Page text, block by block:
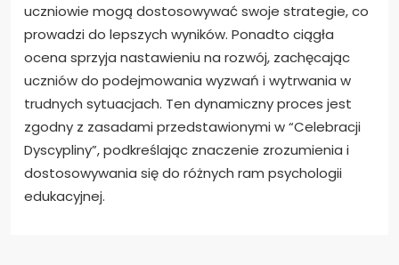
uczniowie mogą dostosowywać swoje strategie, co
prowadzi do lepszych wyników. Ponadto ciągła
ocena sprzyja nastawieniu na rozwój, zachęcając
uczniów do podejmowania wyzwań i wytrwania w
trudnych sytuacjach. Ten dynamiczny proces jest
zgodny z zasadami przedstawionymi w “Celebracji
Dyscypliny”, podkreślając znaczenie zrozumienia i
dostosowywania się do różnych ram psychologii
edukacyjnej.